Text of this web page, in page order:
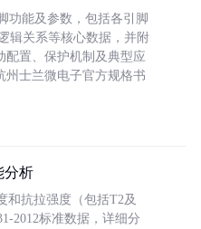
功能及参数，包括各引脚
辑关系等核心数据，并附
配置、保护机制及典型应
州士兰微电子官方规格书
分析
和抗拉强度（包括T2及
2012标准数据，详细分